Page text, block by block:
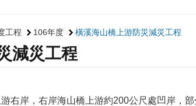
工程 106年度 橫溪海山橋上游防災減災工程
減災工程
右岸，右岸海山橋上游約200公尺處凹岸，